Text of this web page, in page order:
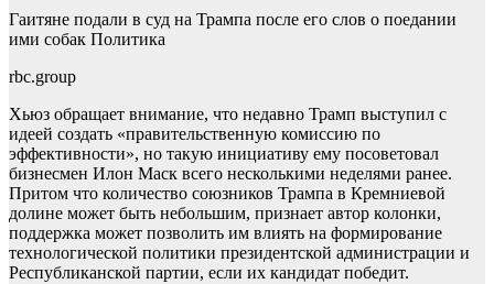
Гаитяне подали в суд на Трампа после его слов о поедании
ими собак Политика
rbc.group
Хьюз обращает внимание, что недавно Трамп выступил с
идеей создать «правительственную комиссию по
эффективности», но такую инициативу ему посоветовал
бизнесмен Илон Маск всего несколькими неделями ранее.
Притом что количество союзников Трампа в Кремниевой
долине может быть небольшим, признает автор колонки,
поддержка может позволить им влиять на формирование
технологической политики президентской администрации и
Республиканской партии, если их кандидат победит.